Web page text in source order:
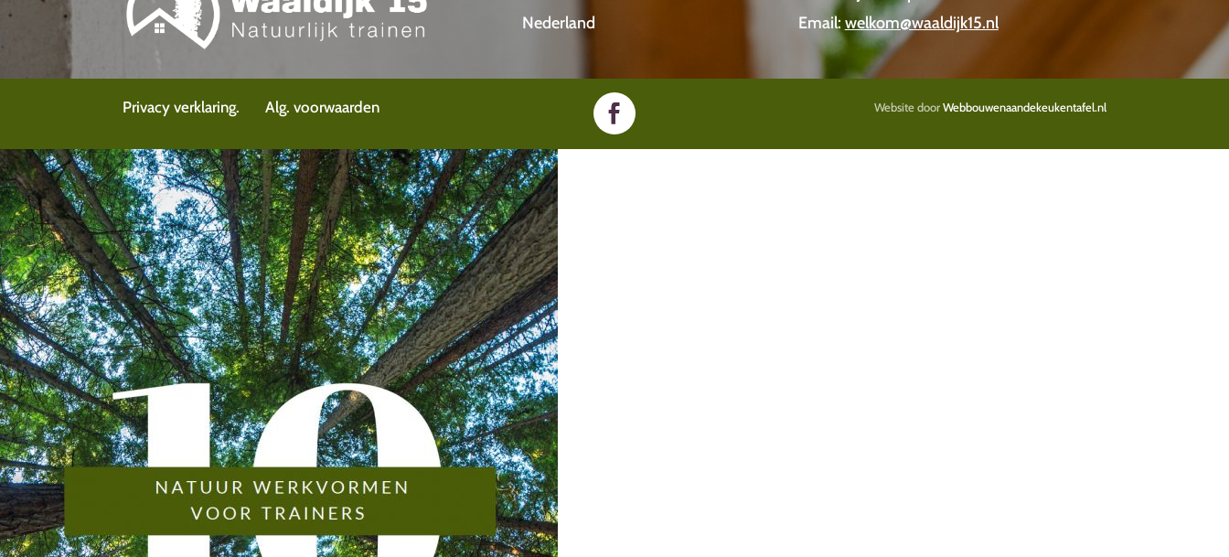
Nederland
Email: welkom@waaldijk15.nl
Privacy verklaring. Alg. voorwaarden Website doorWebbouwenaandekeukentafel.nl